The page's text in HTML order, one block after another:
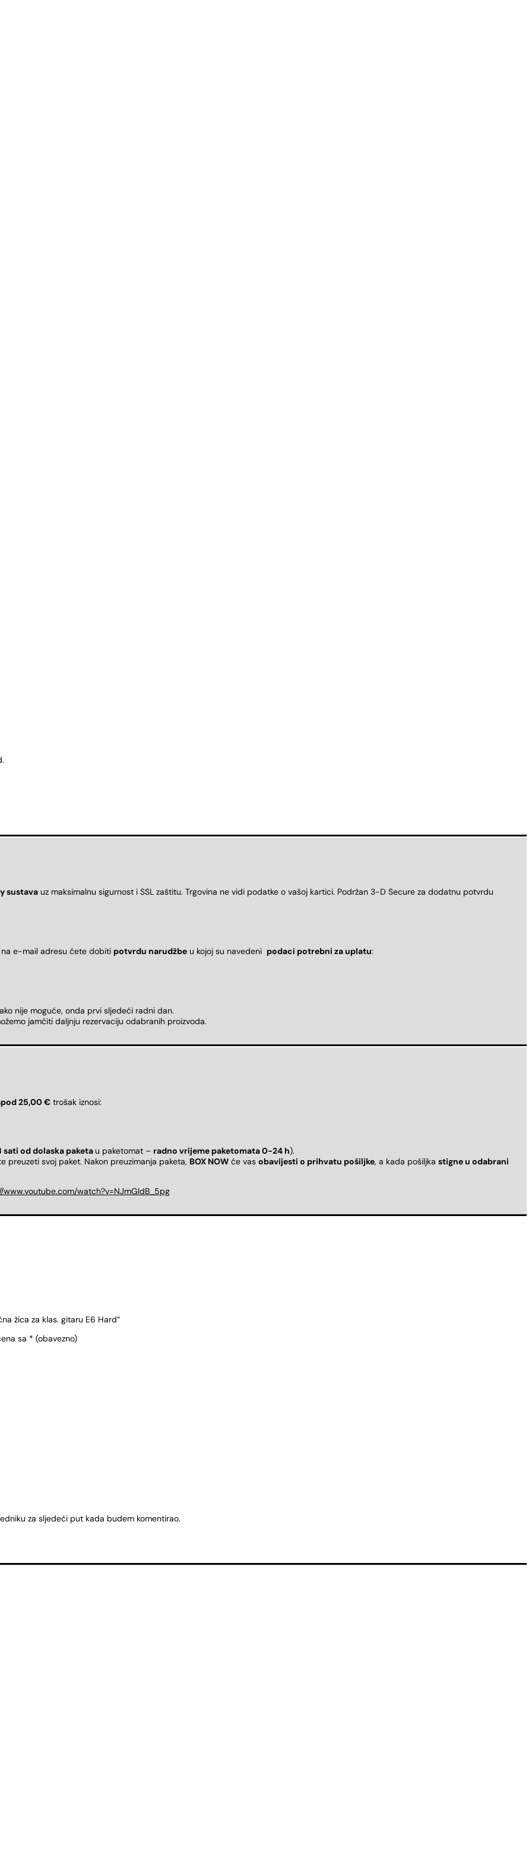
sustava uz maksimalnu sigurnost i SSL zaštitu. Trgovina ne vidi podatke o vašoj kartici. Podržan 3-D Secure za dodatnu potvrdu
e-mail adresu ćete dobiti potvrdu narudžbe u kojoj su navedeni podaci potrebni za uplatu:
nije moguće, onda prvi sljedeći radni dan.
jamčiti daljnju rezervaciju odabranih proizvoda.
25,00 € trošak iznosi:
sati od dolaska paketau paketomat – radno vrijeme paketomata 0-24 h).
preuzeti svoj paket. Nakon preuzimanja paketa, BOX NOW će vas obavijesti o prihvatu pošiljke, a kada pošiljka stigne u odabrani
www.youtube.com/watch?v=NJmGldB_5pg
žica za klas. gitaru E6 Hard”
sa * (obavezno)
za sljedeći put kada budem komentirao.